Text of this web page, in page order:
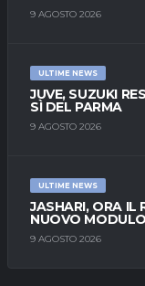
9 AGOSTO 2026
ULTIME NEWS
JUVE, SUZUKI
SÌ DEL PARMA
9 AGOSTO 2026
ULTIME NEWS
JASHARI, ORA IL
NUOVO
9 AGOSTO 2026